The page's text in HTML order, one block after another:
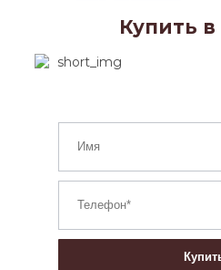
Купить в